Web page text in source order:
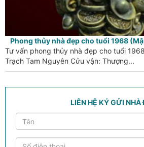
Phong thủy nhà đẹp cho tuổi 1968
Tư vấn phong thủy nhà đẹp cho tuổi
Trạch Tam Nguyên Cửu vận: Thượng...
LIÊN HỆ KÝ GỬI NHÀ